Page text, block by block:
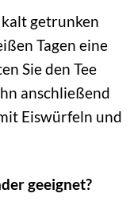
getrunken
Tagen eine
Sie den Tee
anschließend
Eiswürfeln und
geeignet?